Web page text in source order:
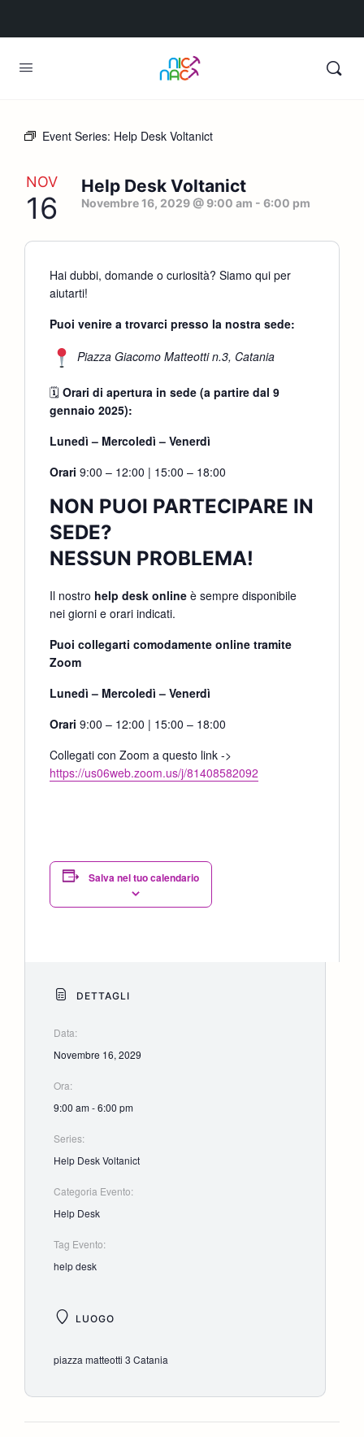
Event Series: Help Desk Voltanict
NOV
16
Help Desk Voltanict
Novembre 16, 2029 @ 9:00 am - 6:00 pm
Hai dubbi, domande o curiosità? Siamo qui per
aiutarti!
Puoi venire a trovarci presso la nostra sede:
Piazza Giacomo Matteotti n.3, Catania
🗓 Orari di apertura in sede (a partire dal 9
gennaio 2025):
Lunedì – Mercoledì – Venerdì
Orari 9:00 – 12:00 | 15:00 – 18:00
NON PUOI PARTECIPARE IN
SEDE?
NESSUN PROBLEMA!
Il nostro help desk online è sempre disponibile
nei giorni e orari indicati.
Puoi collegarti comodamente online tramite
Zoom
Lunedì – Mercoledì – Venerdì
Orari 9:00 – 12:00 | 15:00 – 18:00
Collegati con Zoom a questo link ->
https://us06web.zoom.us/j/81408582092
Salva nel tuo calendario
DETTAGLI
Data:
Novembre 16, 2029
Ora:
9:00 am - 6:00 pm
Series:
Help Desk Voltanict
Categoria Evento:
Help Desk
Tag Evento:
help desk
LUOGO
piazza matteotti 3 Catania